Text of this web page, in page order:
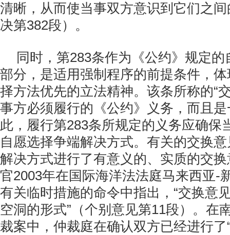
清晰，从而使当事双方意识到它们之
决第382段）。
同时，第283条作为《公约》规定
部分，是适用强制程序的前提条件，
择方法优先的立法精神。该条所称的“
事方必须履行的《公约》义务，而且
此，履行第283条所规定的义务应确保
自愿选择争端解决方式。有关的交换
解决方式进行了有意义的、实质的交
官2003年在国际海洋法法庭马来西亚-
有关临时措施的命令中指出，“交换意
空洞的形式”（个别意见第11段）。在
裁案中，仲裁庭在确认双方已经进行